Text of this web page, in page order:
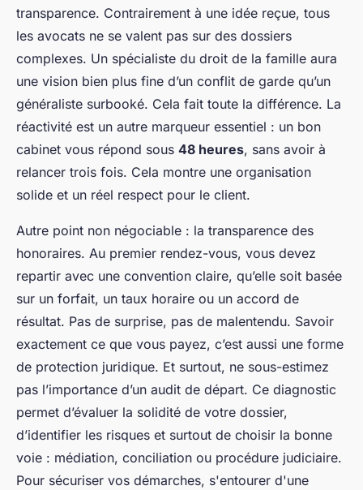
transparence. Contrairement à une idée reçue, tous
les avocats ne se valent pas sur des dossiers
complexes. Un spécialiste du droit de la famille aura
une vision bien plus fine d’un conflit de garde qu’un
généraliste surbooké. Cela fait toute la différence. La
réactivité est un autre marqueur essentiel : un bon
cabinet vous répond sous 48 heures, sans avoir à
relancer trois fois. Cela montre une organisation
solide et un réel respect pour le client.
Autre point non négociable : la transparence des
honoraires. Au premier rendez-vous, vous devez
repartir avec une convention claire, qu’elle soit basée
sur un forfait, un taux horaire ou un accord de
résultat. Pas de surprise, pas de malentendu. Savoir
exactement ce que vous payez, c’est aussi une forme
de protection juridique. Et surtout, ne sous-estimez
pas l’importance d’un audit de départ. Ce diagnostic
permet d’évaluer la solidité de votre dossier,
d’identifier les risques et surtout de choisir la bonne
voie : médiation, conciliation ou procédure judiciaire.
Pour sécuriser vos démarches, s'entourer d'une